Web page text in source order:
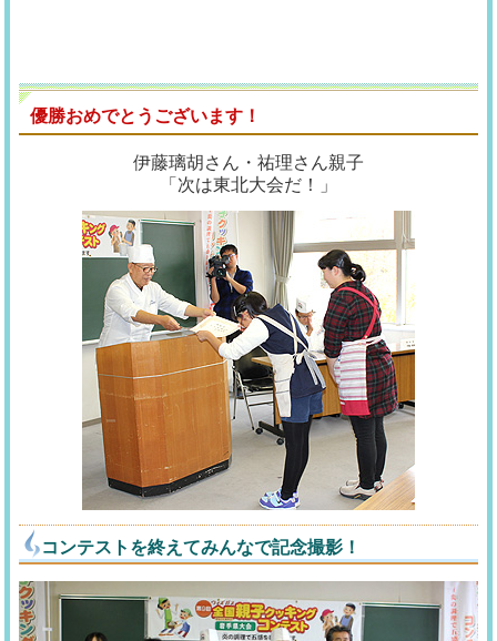
優勝おめでとうございます！
伊藤璃胡さん・祐理さん親子
「次は東北大会だ！」
コンテストを終えてみんなで記念撮影！